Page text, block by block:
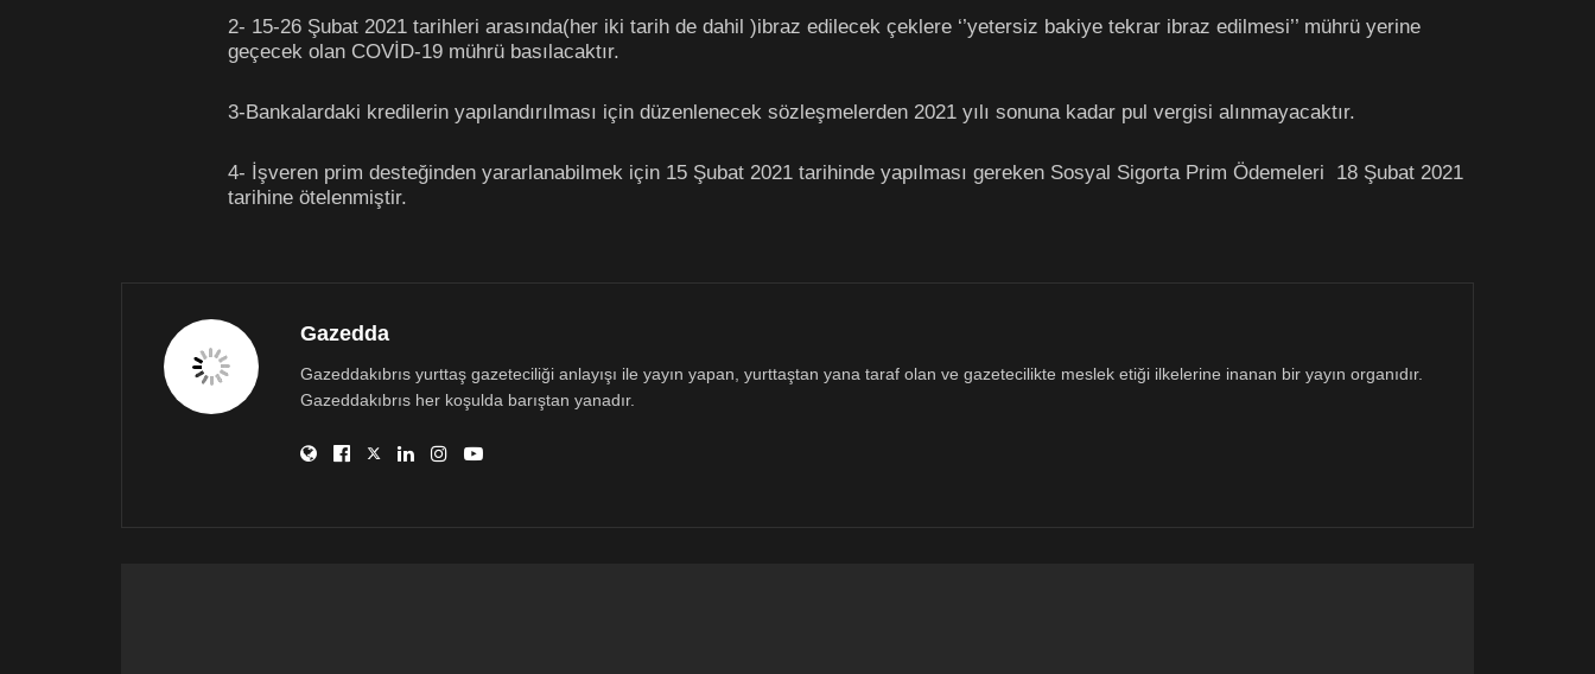
2- 15-26 Şubat 2021 tarihleri arasında(her iki tarih de dahil )ibraz edilecek çeklere ‘’yetersiz bakiye tekrar ibraz edilmesi’’ mührü yerine
geçecek olan COVİD-19 mührü basılacaktır.
3-Bankalardaki kredilerin yapılandırılması için düzenlenecek sözleşmelerden 2021 yılı sonuna kadar pul vergisi alınmayacaktır.
4- İşveren prim desteğinden yararlanabilmek için 15 Şubat 2021 tarihinde yapılması gereken Sosyal Sigorta Prim Ödemeleri 18 Şubat 2021
tarihine ötelenmiştir.
Gazedda
Gazeddakıbrıs yurttaş gazeteciliği anlayışı ile yayın yapan, yurttaştan yana taraf olan ve gazetecilikte meslek etiği ilkelerine inanan bir yayın organıdır.
Gazeddakıbrıs her koşulda barıştan yanadır.